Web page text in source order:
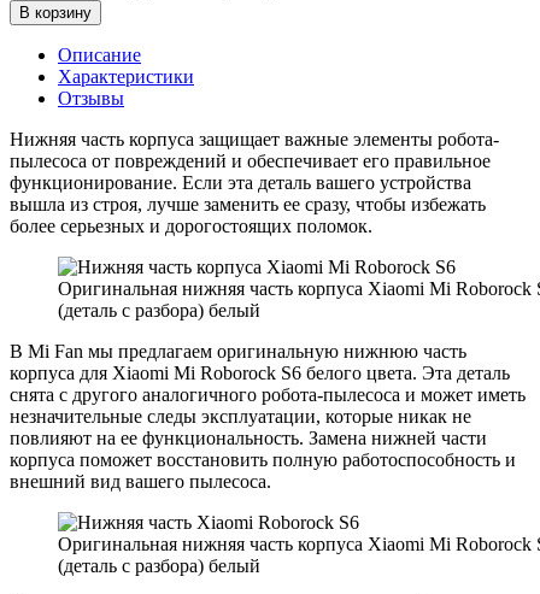
В корзину
Описание
Характеристики
Отзывы
Нижняя часть корпуса защищает важные элементы робота-
пылесоса от повреждений и обеспечивает его правильное
функционирование. Если эта деталь вашего устройства
вышла из строя, лучше заменить ее сразу, чтобы избежать
более серьезных и дорогостоящих поломок.
Оригинальная нижняя часть корпуса Xiaomi Mi Roborock
(деталь с разбора) белый
В Mi Fan мы предлагаем оригинальную нижнюю часть
корпуса для Xiaomi Mi Roborock S6 белого цвета. Эта деталь
снята с другого аналогичного робота-пылесоса и может иметь
незначительные следы эксплуатации, которые никак не
повлияют на ее функциональность. Замена нижней части
корпуса поможет восстановить полную работоспособность и
внешний вид вашего пылесоса.
Оригинальная нижняя часть корпуса Xiaomi Mi Roborock
(деталь с разбора) белый